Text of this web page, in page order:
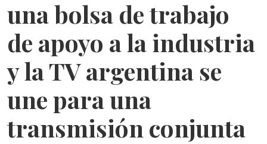
una bolsa de trabajo
de apoyo a la industria
y la TV argentina se
une para una
transmisión conjunta